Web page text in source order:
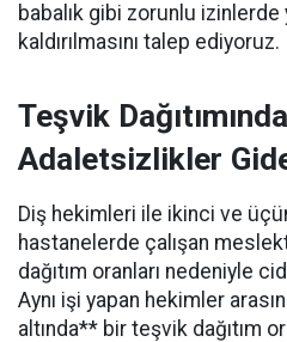
babalık gibi zorunlu
kaldırılmasını talep ediyoruz.
Teşvik
Adaletsizlikler
Diş hekimleri ile ikinci ve
hastanelerde çalışan
dağıtım oranları nedeniyle
Aynı işi yapan hekimler
altında** bir teşvik dağıtım